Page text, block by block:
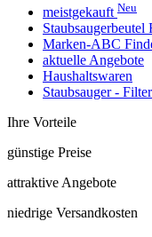
meistgekauft Neu
Staubsaugerbeutel
Marken-ABC
aktuelle Angebote
Haushaltswaren
Staubsauger - Filter
Ihre Vorteile
günstige Preise
attraktive Angebote
niedrige Versandkosten